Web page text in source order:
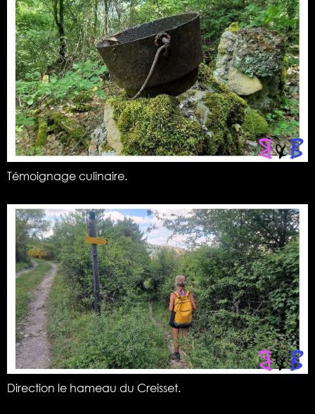
Témoignage culinaire.
Direction le hameau du Creisset.